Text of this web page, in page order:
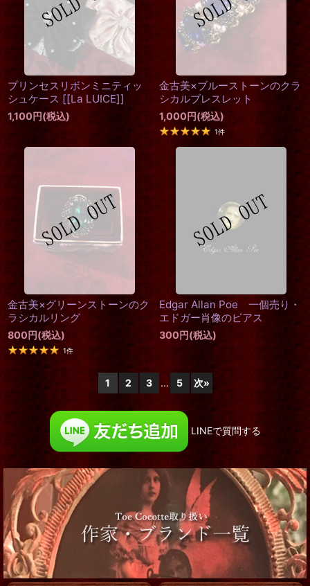
プリンセスリボンミニティッ
シュケース [[La LUICE]]
1,100円(税込)
金古美×ブルーストーンのクラ
シカルブレスレット
1,000円(税込)
1件
金古美×グリーンストーンのク
ラシカルリング
800円(税込)
1件
Edgar Allan Poe 一個売り・
エドガー肖像のピアス
300円(税込)
1 2 3 ... 5 次»
LINEで質問する